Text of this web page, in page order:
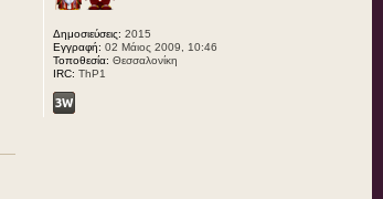
Δημοσιεύσεις: 2015
Εγγραφή: 02 Μάιος 2009, 10:46
Τοποθεσία: Θεσσαλονίκη
IRC: ThP1